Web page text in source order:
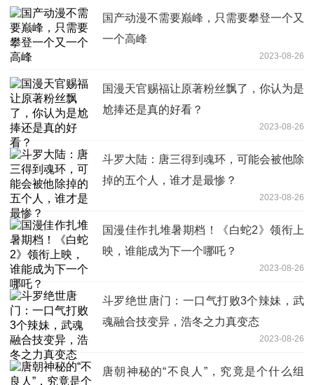
国产动漫不需要巅峰，只需要攀登一个又
一个高峰
2023-08-26
国漫天官赐福让原著粉丝飘了，你认为是
尬捧还是真的好看？
2023-08-26
斗罗大陆：唐三得到魂环，可能会被他除
掉的五个人，谁才是最惨？
2023-08-26
国漫佳作扎堆暑期档！《白蛇2》领衔上
映，谁能成为下一个哪吒？
2023-08-26
斗罗绝世唐门：一口气打败3个辣妹，武
魂融合技变异，浩冬之力真变态
2023-08-26
唐朝神秘的“不良人”，究竟是个什么组